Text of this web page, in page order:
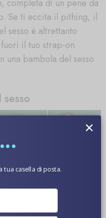
completa di un pene da
Se ti eccita il pithing, il
sesso è altrettanto
il tuo strap-on
bambola del sesso
tua casella di posta.
×